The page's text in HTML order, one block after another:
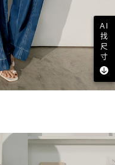
AI
找
尺
寸